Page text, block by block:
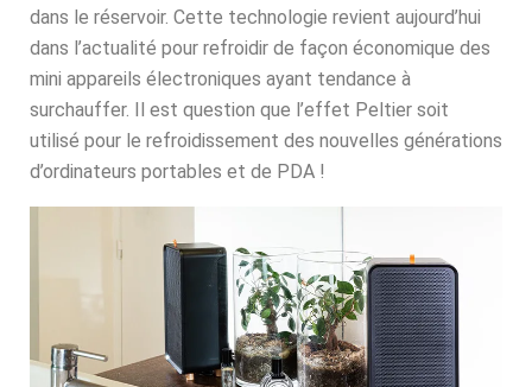
dans le réservoir. Cette technologie revient aujourd’hui
dans l’actualité pour refroidir de façon économique des
mini appareils électroniques ayant tendance à
surchauffer. Il est question que l’effet Peltier soit
utilisé pour le refroidissement des nouvelles générations
d’ordinateurs portables et de PDA !